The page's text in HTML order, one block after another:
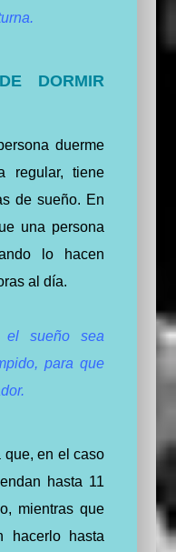
DORMIR
duerme
regular, tiene
de sueño. En
una persona
lo hacen
al día.
el sueño sea
para que
que, en el caso
hasta 11
mientras que
hacerlo hasta